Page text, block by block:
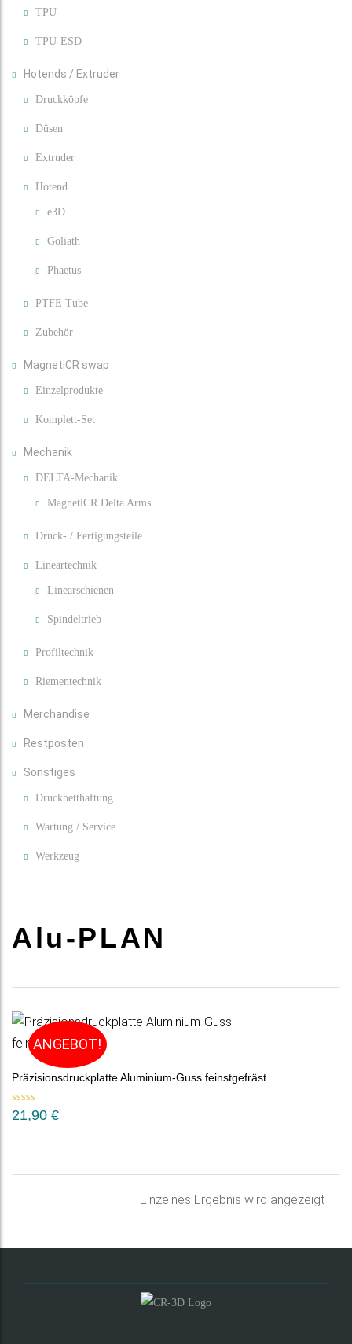
TPU
TPU-ESD
Hotends / Extruder
Druckköpfe
Düsen
Extruder
Hotend
e3D
Goliath
Phaetus
PTFE Tube
Zubehör
MagnetiCR swap
Einzelprodukte
Komplett-Set
Mechanik
DELTA-Mechanik
MagnetiCR Delta Arms
Druck- / Fertigungsteile
Lineartechnik
Linearschienen
Spindeltrieb
Profiltechnik
Riementechnik
Merchandise
Restposten
Sonstiges
Druckbetthaftung
Wartung / Service
Werkzeug
Alu-PLAN
ANGEBOT!
Präzisionsdruckplatte Aluminium-Guss feinstgefräst
Bewertet mit
5.00von 5
21,90 €
Einzelnes Ergebnis wird angezeigt